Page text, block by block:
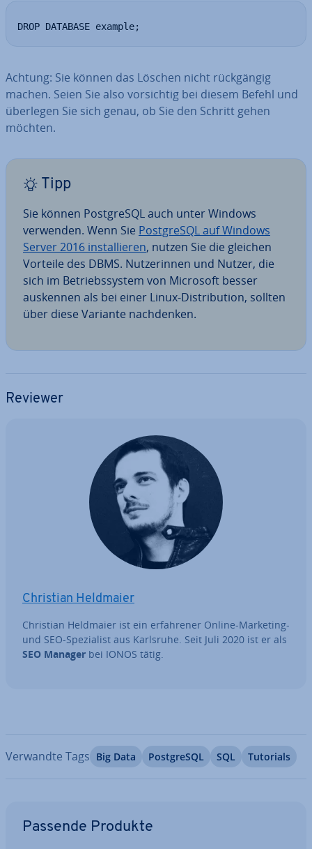
DROP DATABASE example;
Achtung: Sie können das Löschen nicht rück­gän­gig
machen. Seien Sie also vor­sich­tig bei diesem Befehl und
überlegen Sie sich genau, ob Sie den Schritt gehen
möchten.
Tipp
Sie können Post­greS­QL auch unter Windows
verwenden. Wenn Sie Post­greS­QL auf Windows
Server 2016 in­stal­lie­ren, nutzen Sie die gleichen
Vorteile des DBMS. Nut­ze­rin­nen und Nutzer, die
sich im Be­triebs­sys­tem von Microsoft besser
auskennen als bei einer Linux-Dis­tri­bu­ti­on, sollten
über diese Variante nach­den­ken.
Reviewer
Christian Heldmaier
Christian Heldmaier ist ein er­fah­re­ner Online-Marketing-
und SEO-Spe­zia­list aus Karlsruhe. Seit Juli 2020 ist er als
SEO Manager bei IONOS tätig.
Verwandte Tags Big Data Post­greS­QL SQL Tutorials
Passende Produkte